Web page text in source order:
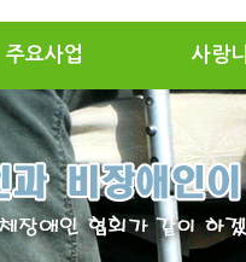
주요사업 사랑